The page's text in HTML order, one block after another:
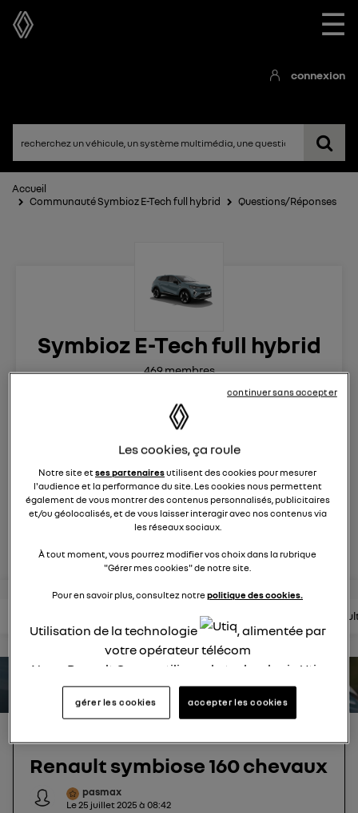
☰
connexion
Accueil
Communauté Symbioz E-Tech full hybrid
Questions/Réponses
Symbioz E-Tech full hybrid
469membres
Renault Symbioz combine tous les atouts d'un SUV
familial.
posez une question
consultez la brochure
estimez votre autonomie
Renault symbiose 160 chevaux
pasmax
Le25 juillet 2025 à 08:42
Les cookies, ça roule
Notre site etses partenairesutilisent des cookies pour mesurer
l'audience et la performance du site. Les cookies nous permettent
également de vous montrer des contenus personnalisés, publicitaires
et/ou géolocalisés, et de vous laisser interagir avec nos contenus via
les réseaux sociaux.
À tout moment, vous pourrez modifier vos choix dans la rubrique
"Gérer mes cookies" de notre site.
Pour en savoir plus, consultez notrepolitique des cookies.
Utilisation de la technologie
, alimentée par
votre opérateur télécom
Nous, Renault Group, utilisons la technologie Utiq
pour nos activités digitales (telles que décrites
dans cette notice de consentement) et liées à
utilisez une connexion internet fournie parun
opérateur télécom participantet que vous
La technologie Utiq a été conçue pour la
gérer les cookies accepter les cookies
continuer sans accepter